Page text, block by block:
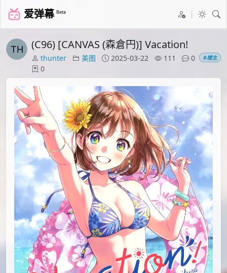
爱弹幕 Beta
(C96) [CANVAS (森倉円)] Vacation!
thunter 美图 2025-03-22 111
0
0
#楼主